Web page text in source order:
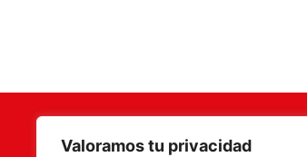
Valoramos tu privacidad